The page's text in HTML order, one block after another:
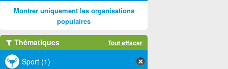
Montrer uniquement les organisations
populaires
Thématiques Tout effacer
Sport (1)